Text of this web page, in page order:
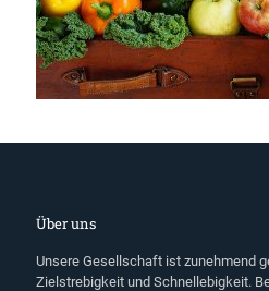
Über uns
Unsere Gesellschaft ist zunehmend
Zielstrebigkeit und Schnellebigkeit.